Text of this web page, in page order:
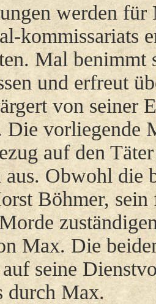
werden für
kommissariats
Mal benimmt
und erfreut
von seiner
Die vorliegende
auf den
Obwohl die
Böhmer,
Max. Die
seine
durch Max.